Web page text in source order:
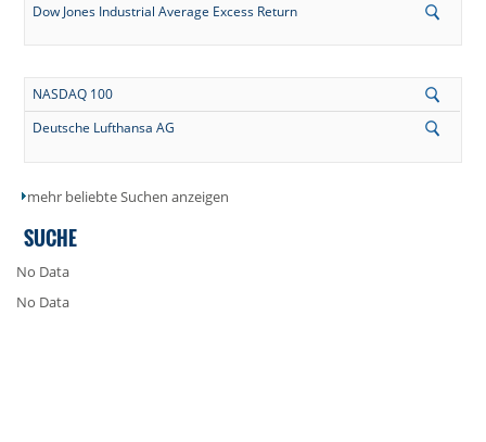
Dow Jones Industrial Average Excess Return
NASDAQ 100
Deutsche Lufthansa AG
mehr beliebte Suchen anzeigen
SUCHE
No Data
No Data